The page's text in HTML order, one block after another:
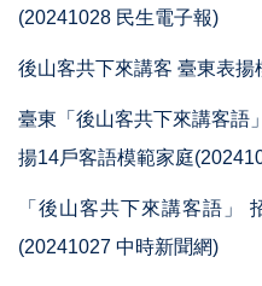
(20241028 民生電子報)
後山客共下來講客 臺東表
臺東「後山客共下來講客語
揚14戶客語模範家庭
「後山客共下來講客語」
(20241027 中時新聞網)